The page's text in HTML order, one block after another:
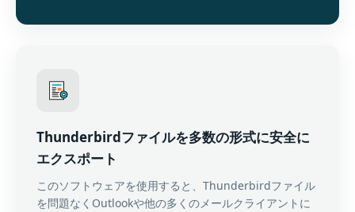
Thunderbirdファイルを多数の形式に安全に
エクスポート
このソフトウェアを使用すると、Thunderbirdファイル
を問題なくOutlookや他の多くのメールクライアントに